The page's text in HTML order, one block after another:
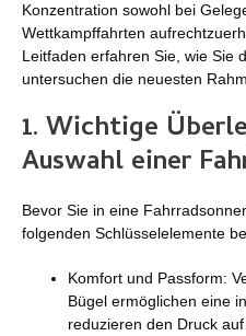
Konzentration sowohl bei
Wettkampffahrten
Leitfaden erfahren Sie, wie Sie
untersuchen die neuesten
1. Wichtige
Auswahl einer
Bevor Sie in eine
folgenden Schlüsselelemente
Komfort und Passform:
Bügel ermöglichen eine
reduzieren den Druck